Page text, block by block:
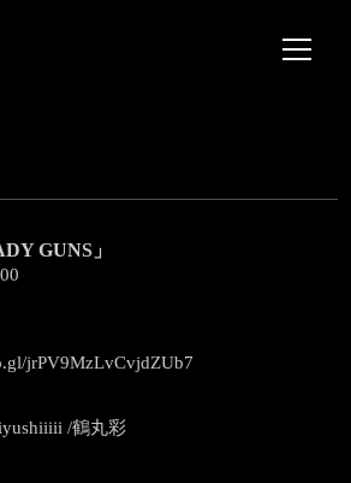
GUNS」
jrPV9MzLvCvjdZUb7
/鶴丸彩